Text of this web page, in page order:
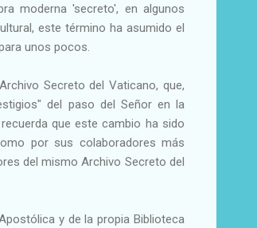
moderna 'secreto', en algunos
este término ha asumido el
unos pocos.
Secreto del Vaticano, que,
del paso del Señor en la
que este cambio ha sido
por sus colaboradores más
del mismo Archivo Secreto del
y de la propia Biblioteca